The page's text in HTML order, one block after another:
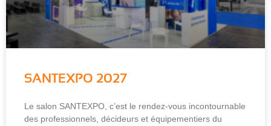
SANTEXPO 2027
Le salon SANTEXPO, c’est le rendez-vous incontournable
des professionnels, décideurs et équipementiers du